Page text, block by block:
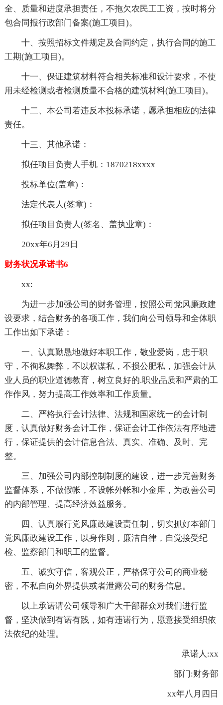
全、质量和进度承担责任，不拖欠农民工工资，按时将分
包合同报行政部门备案(施工项目)。
十、按照招标文件规定及合同约定，执行合同的施工
工期(施工项目)。
十一、保证建筑材料符合相关标准和设计要求，不使
用未经检测或者检测质量不合格的建筑材料(施工项目)。
十二、本公司若违反本投标承诺，愿承担相应的法律
责任。
十三、其他承诺：
拟任项目负责人手机：1870218xxxx
投标单位(盖章)：
法定代表人(签章)：
拟任项目负责人(签名、盖执业章)：
20xx年6月29日
财务状况承诺书6
xx:
为进一步加强公司的财务管理，按照公司党风廉政建
设要求，结合财务的各项工作，我们向公司领导和全体职
工作出如下承诺：
一、认真勤恳地做好本职工作，敬业爱岗，忠于职
守，不徇私舞弊，不以权谋私，不损公肥私，加强会计从
业人员的职业道德教育，树立良好的.职业品质和严肃的工
作作风，努力提高工作效率和工作质量。
二、严格执行会计法律、法规和国家统一的会计制
度，认真做好财务会计工作，保证会计工作依法有序地进
行，保证提供的会计信息合法、真实、准确、及时、完
整。
三、加强公司内部控制制度的建设，进一步完善财务
监督体系，不做假帐，不设帐外帐和小金库，为改善公司
的内部管理、提高经济效益服务。
四、认真履行党风廉政建设责任制，切实抓好本部门
党风廉政建设工作，以身作则，廉洁自律，自觉接受纪
检、监察部门和职工的监督。
五、诚实守信，客观公正，严格保守公司的商业秘
密，不私自向外界提供或者泄露公司的财务信息。
以上承诺请公司领导和广大干部群众对我们进行监
督，坚决做到有诺有践，如有违诺行为，愿意接受组织依
法依纪的处理。
承诺人:xx
部门:财务部
xx年八月四日